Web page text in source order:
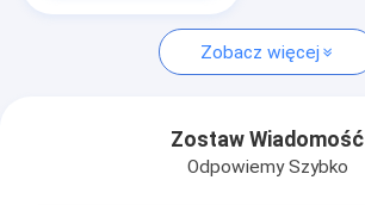
Zobacz więcej
Zostaw Wiadomość
Odpowiemy Szybko